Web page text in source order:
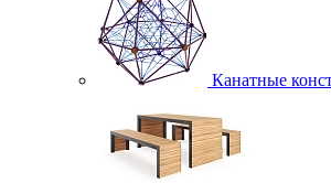
Канатные